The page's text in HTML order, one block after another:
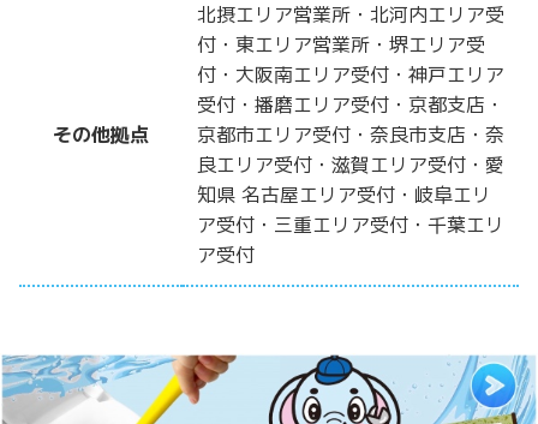
その他拠点
北摂エリア営業所・北河内エリア受
付・東エリア営業所・堺エリア受
付・大阪南エリア受付・神戸エリア
受付・播磨エリア受付・京都支店・
京都市エリア受付・奈良市支店・奈
良エリア受付・滋賀エリア受付・愛
知県 名古屋エリア受付・岐阜エリ
ア受付・三重エリア受付・千葉エリ
ア受付